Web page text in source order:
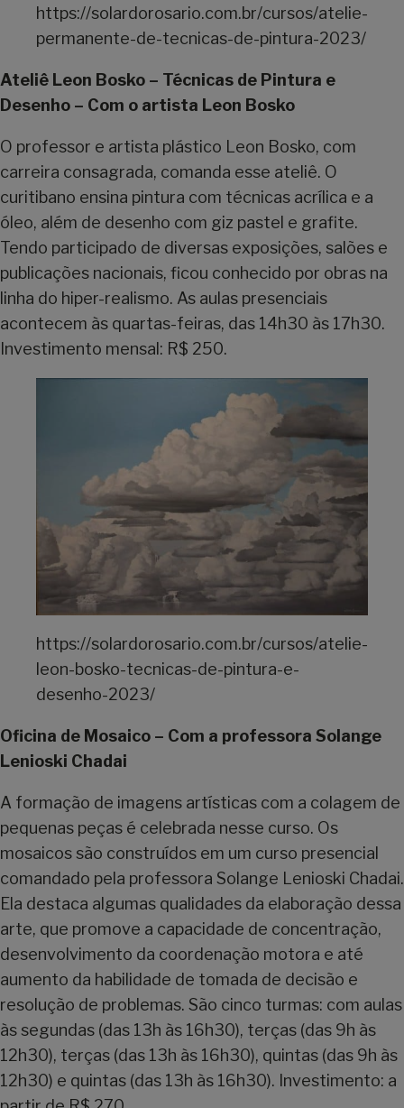
https://solardorosario.com.br/cursos/atelie-
permanente-de-tecnicas-de-pintura-2023/
Ateliê Leon Bosko – Técnicas de Pintura e
Desenho – Com o artista Leon Bosko
O professor e artista plástico Leon Bosko, com
carreira consagrada, comanda esse ateliê. O
curitibano ensina pintura com técnicas acrílica e a
óleo, além de desenho com giz pastel e grafite.
Tendo participado de diversas exposições, salões e
publicações nacionais, ficou conhecido por obras na
linha do hiper-realismo. As aulas presenciais
acontecem às quartas-feiras, das 14h30 às 17h30.
Investimento mensal: R$ 250.
https://solardorosario.com.br/cursos/atelie-
leon-bosko-tecnicas-de-pintura-e-
desenho-2023/
Oficina de Mosaico – Com a professora Solange
Lenioski Chadai
A formação de imagens artísticas com a colagem de
pequenas peças é celebrada nesse curso. Os
mosaicos são construídos em um curso presencial
comandado pela professora Solange Lenioski Chadai.
Ela destaca algumas qualidades da elaboração dessa
arte, que promove a capacidade de concentração,
desenvolvimento da coordenação motora e até
aumento da habilidade de tomada de decisão e
resolução de problemas. São cinco turmas: com aulas
às segundas (das 13h às 16h30), terças (das 9h às
12h30), terças (das 13h às 16h30), quintas (das 9h às
12h30) e quintas (das 13h às 16h30). Investimento: a